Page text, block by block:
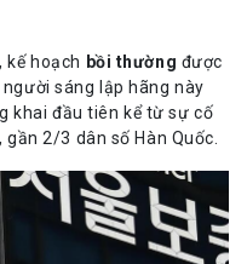
kế hoạch bồi thường được
sáng lập hãng này
khai đầu tiên kể từ sự cố
2/3 dân số Hàn Quốc.